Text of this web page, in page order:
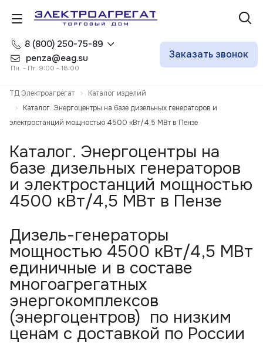
8 (800) 250-75-89
penza@eag.su
Пн. - Пт. 9:00 - 18:00
Заказать звонок
ТД Электроагрегат
Каталог изделий
Каталог. Энергоцентры на базе дизельных генераторов и
электростанций мощностью 4500 кВт/4,5 МВт в Пензе
Каталог. Энергоцентры на
базе дизельных генераторов
и электростанций мощностью
4500 кВт/4,5 МВт в Пензе
Дизель-генераторы
мощностью 4500 кВт/4,5 МВт
единичные и в составе
многоагрегатных
энергокомплексов
(энергоцентров) по низким
ценам с доставкой по России